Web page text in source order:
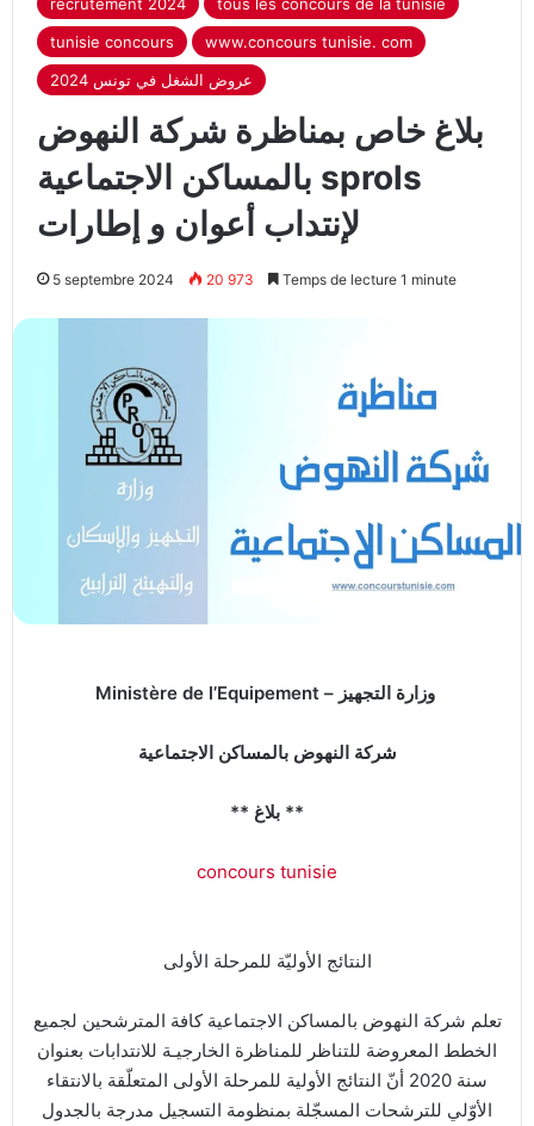
tunisie concours
www.concours tunisie. com
عروض الشغل في تونس 2024
بلاغ خاص بمناظرة شركة النهوض
بالمساكن الاجتماعية sprols
لإنتداب أعوان و إطارات
5 septembre 2024 20 973 Temps de lecture 1 minute
Ministère de l’Equipement – وزارة التجهيز
شركة النهوض بالمساكن الاجتماعية
** بلاغ **
concours tunisie
النتائج الأوليّة للمرحلة الأولى
تعلم شركة النهوض بالمساكن الاجتماعية كافة المترشحين لجميع
الخطط المعروضة للتناظر للمناظرة الخارجيـة للانتدابات بعنوان
سنة 2020 أنّ النتائج الأولية للمرحلة الأولى المتعلّقة بالانتقاء
الأوّلي للترشحات المسجّلة بمنظومة التسجيل مدرجة بالجدول